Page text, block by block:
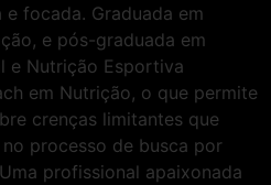
e focada. Graduada em
e pós-graduada em
e Nutrição Esportiva
em Nutrição, o que permite
crenças limitantes que
processo de busca por
Uma profissional apaixonada